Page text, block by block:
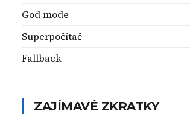
God mode
Superpočítač
Fallback
ZAJÍMAVÉ ZKRATKY